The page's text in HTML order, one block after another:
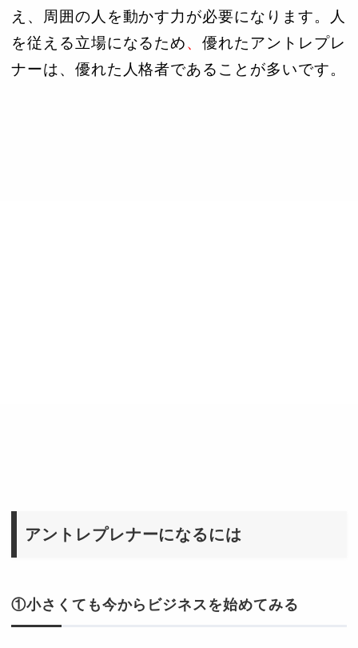
え、周囲の人を動かす力が必要になります。人
を従える立場になるため、優れたアントレプレ
ナーは、優れた人格者であることが多いです。
アントレプレナーになるには
①小さくても今からビジネスを始めてみる